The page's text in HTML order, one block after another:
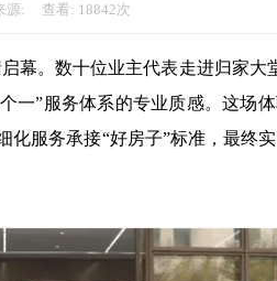
源: 查看: 18842次
幕。数十位业主代表走进归家大
一”服务体系的专业质感。这场
化服务承接“好房子”标准，最终